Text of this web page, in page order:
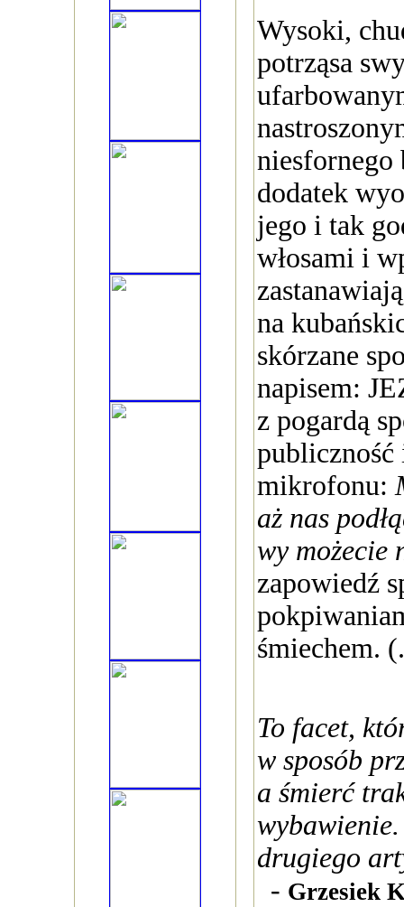
Wysoki,
potrząsa
niesfornego
dodatek
jego i tak
włosami i
na
skórzane
napisem:
z pogardą
publiczność
mikrofonu:
aż nas
wy możecie
zapowiedź
śmiechem.
To facet,
w sposób
a śmierć
drugiego
- Grzesiek